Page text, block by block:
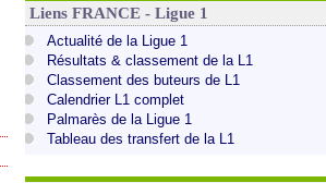
Liens FRANCE - Ligue 1
Actualité de la Ligue 1
Résultats & classement de la L1
Classement des buteurs de L1
Calendrier L1 complet
Palmarès de la Ligue 1
Tableau des transfert de la L1